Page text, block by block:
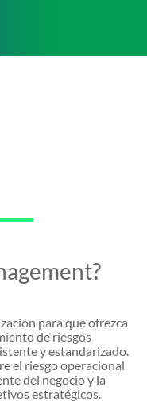
para que ofrezca
de riesgos
y estandarizado.
el riesgo operacional
del negocio y la
estratégicos.